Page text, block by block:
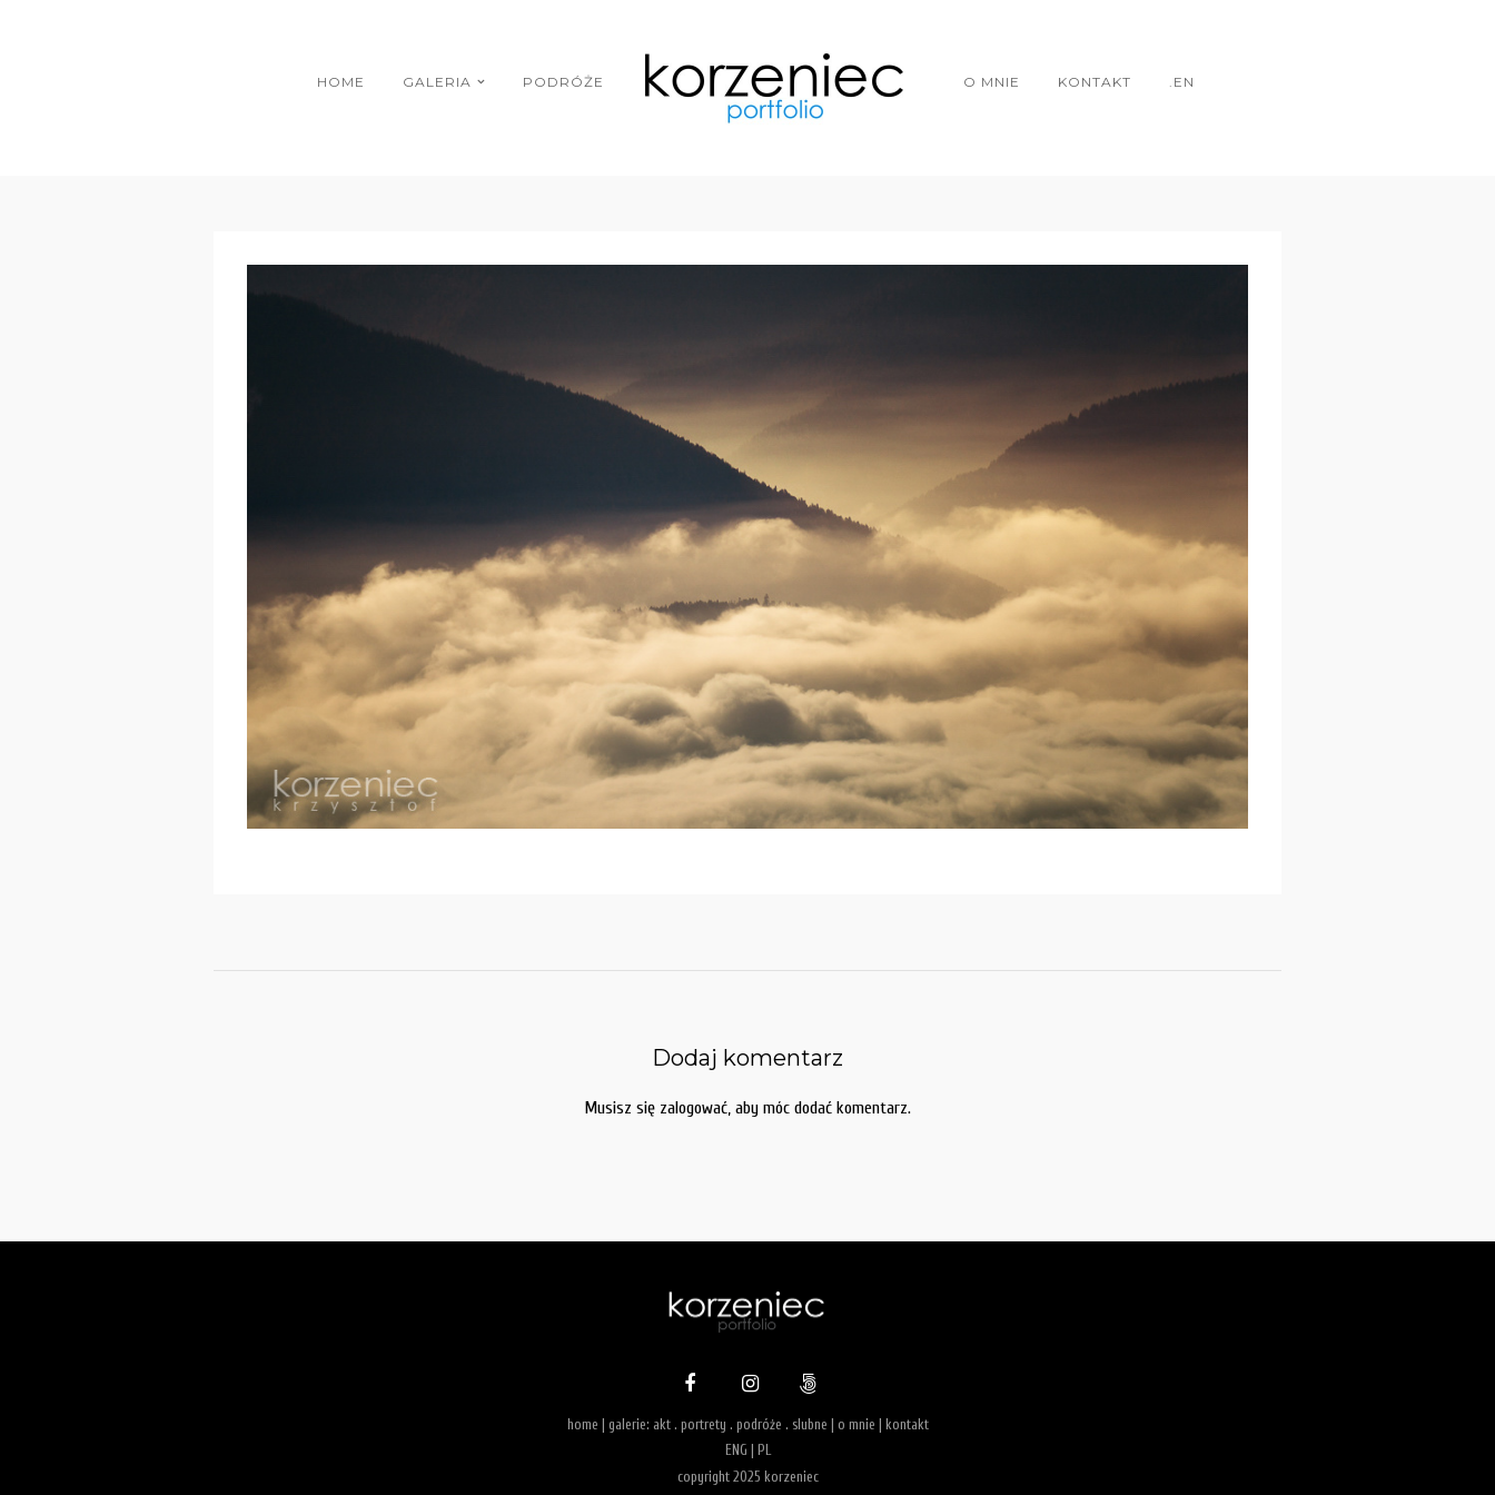
HOME GALERIA PODRÓŻE O MNIE KONTAKT .EN
Dodaj komentarz
Musisz się zalogować, aby móc dodać komentarz.
home | galerie: akt. portrety . podróże . slubne | o mnie | kontakt
ENG | PL
copyright 2025 korzeniec